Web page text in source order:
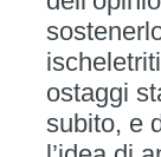
ostaggi
subito, e